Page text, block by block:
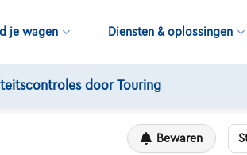
je wagen Diensten & oplossingen
Bewaren